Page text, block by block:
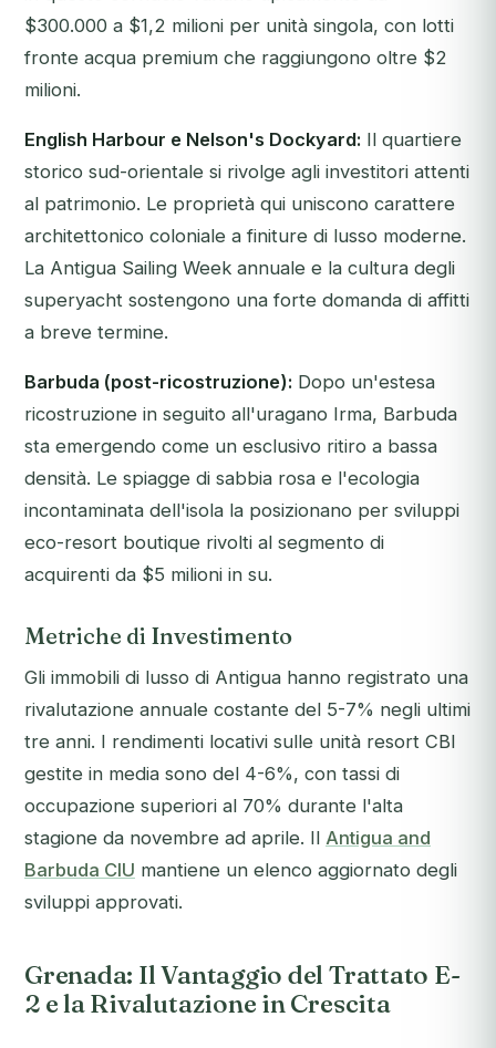
$300.000 a $1,2 milioni per unità singola, con lotti
fronte acqua premium che raggiungono oltre $2
milioni.
English Harbour e Nelson's Dockyard: Il quartiere
storico sud-orientale si rivolge agli investitori attenti
al patrimonio. Le proprietà qui uniscono carattere
architettonico coloniale a finiture di lusso moderne.
La Antigua Sailing Week annuale e la cultura degli
superyacht sostengono una forte domanda di affitti
a breve termine.
Barbuda (post-ricostruzione): Dopo un'estesa
ricostruzione in seguito all'uragano Irma, Barbuda
sta emergendo come un esclusivo ritiro a bassa
densità. Le spiagge di sabbia rosa e l'ecologia
incontaminata dell'isola la posizionano per sviluppi
eco-resort boutique rivolti al segmento di
acquirenti da $5 milioni in su.
Metriche di Investimento
Gli immobili di lusso di Antigua hanno registrato una
rivalutazione annuale costante del 5-7% negli ultimi
tre anni. I rendimenti locativi sulle unità resort CBI
gestite in media sono del 4-6%, con tassi di
occupazione superiori al 70% durante l'alta
stagione da novembre ad aprile. Il Antigua and
Barbuda CIU mantiene un elenco aggiornato degli
sviluppi approvati.
Grenada: Il Vantaggio del Trattato E-
2 e la Rivalutazione in Crescita